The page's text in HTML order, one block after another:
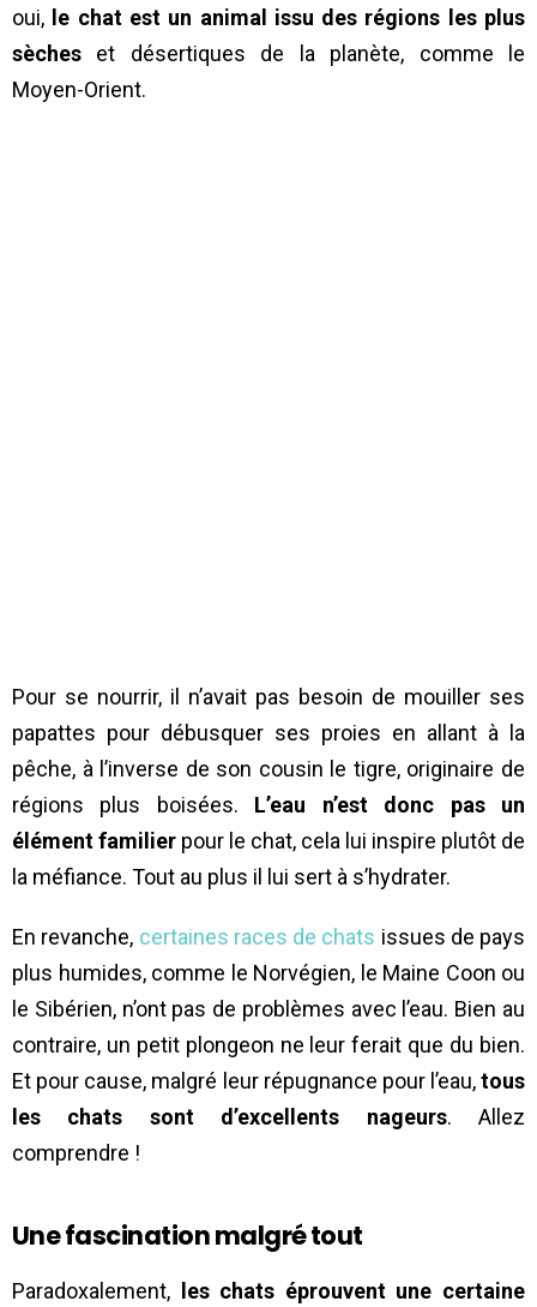
oui, le chat est un animal issu des régions les plus
sèches et désertiques de la planète, comme le
Moyen-Orient.
Pour se nourrir, il n’avait pas besoin de mouiller ses
papattes pour débusquer ses proies en allant à la
pêche, à l’inverse de son cousin le tigre, originaire de
régions plus boisées. L’eau n’est donc pas un
élément familier pour le chat, cela lui inspire plutôt de
la méfiance. Tout au plus il lui sert à s’hydrater.
En revanche, certaines races de chats issues de pays
plus humides, comme le Norvégien, le Maine Coon ou
le Sibérien, n’ont pas de problèmes avec l’eau. Bien au
contraire, un petit plongeon ne leur ferait que du bien.
Et pour cause, malgré leur répugnance pour l’eau,tous
les chats sont d’excellents nageurs. Allez
comprendre !
Une fascination malgré tout
Paradoxalement, les chats éprouvent une certaine